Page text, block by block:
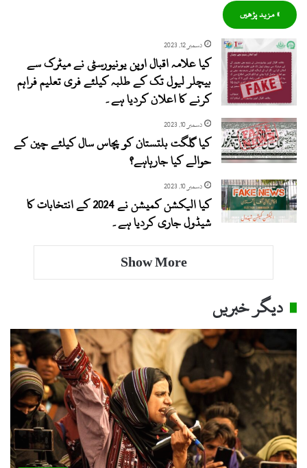
» مزید پڑھیں
دسمبر 12, 2023
کیا علامہ اقبال اوپن یونیورسٹی نے میٹرک سے
بیچلر لیول تک کے طلبہ کیلئے فری تعلیم فراہم
کرنے کا اعلان کردیا ہے۔
دسمبر 10, 2023
کیا گلگت بلتستان کو پچاس سال کیلئے چین کے
حوالے کیا جارہاہے؟
دسمبر 10, 2023
کیا الیکشن کمیشن نے 2024 کے انتخابات کا
شیڈول جاری کردیا ہے۔
Show More
دیگر خبریں